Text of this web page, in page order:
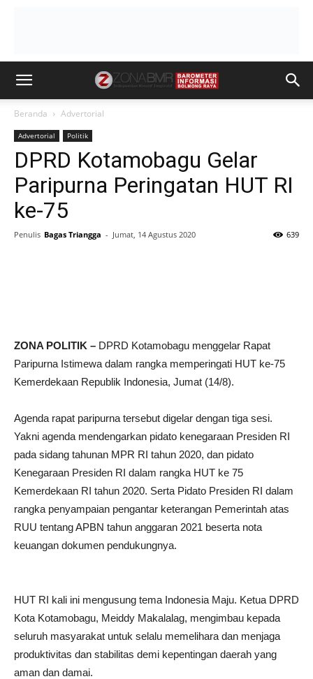
Beranda Advertorial
Advertorial Politik
DPRD Kotamobagu Gelar
Paripurna Peringatan HUT RI
ke-75
Penulis Bagas Triangga - Jumat, 14 Agustus 2020 639
ZONA POLITIK – DPRD Kotamobagu menggelar Rapat
Paripurna Istimewa dalam rangka memperingati HUT ke-75
Kemerdekaan Republik Indonesia, Jumat (14/8).
Agenda rapat paripurna tersebut digelar dengan tiga sesi.
Yakni agenda mendengarkan pidato kenegaraan Presiden RI
pada sidang tahunan MPR RI tahun 2020, dan pidato
Kenegaraan Presiden RI dalam rangka HUT ke 75
Kemerdekaan RI tahun 2020. Serta Pidato Presiden RI dalam
rangka penyampaian pengantar keterangan Pemerintah atas
RUU tentang APBN tahun anggaran 2021 beserta nota
keuangan dokumen pendukungnya.
HUT RI kali ini mengusung tema Indonesia Maju. Ketua DPRD
Kota Kotamobagu, Meiddy Makalalag, mengimbau kepada
seluruh masyarakat untuk selalu memelihara dan menjaga
produktivitas dan stabilitas demi kepentingan daerah yang
aman dan damai.